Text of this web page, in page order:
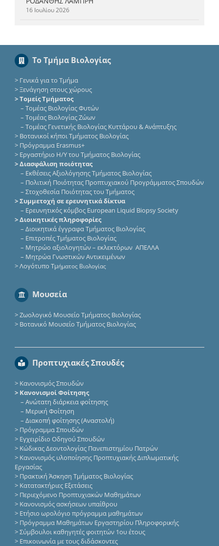
16 Ιουλίου 2026
Το Τμήμα Βιολογίας
> Γενικά για το Τμήμα
>Ξενάγηση στους χώρους
> Τομείς Τμήματος
– Τομέας Βιολογίας Φυτών
– Τομέας Βιολογίας Ζώων
– Τομέας Γενετικής Βιολογίας Κυττάρου & Ανάπτυξης
> Βοτανικοί κήποι Τμήματος Βιολογίας
> Πρόγραμμα Erasmus+
> Εργαστήριο Η/Υ του Τμήματος Βιολογίας
> Διασφάλιση ποιότητας
– Εκθέσεις Αξιολόγησης Τμήματος Βιολογίας
– Πολιτική Ποιότητας Προπτυχιακού Προγράμματος Σπουδών
– Στοχοθεσία Ποιότητας του Τμήματος
> Συμμετοχή σε ερευνητικά δίκτυα
– Eρευνητικός κόμβος European Liquid Biopsy Society
> Διοικητικές πληροφορίες
– Διοικητικά έγγραφα Τμήματος Βιολογίας
– Επιτροπές Τμήματος Βιολογίας
– Μητρώο αξιολογητών – εκλεκτόρων ΑΠΕΛΛΑ
– Μητρώα Γνωστικών Αντικειμένων
>Λογότυπο Τμήματος Βιολογίας
Μουσεία
>Ζωολογικό Μουσείο Τμήματος Βιολογίας
> Βοτανικό Μουσείο Τμήματος Βιολογίας
Προπτυχιακές Σπουδές
> Κανονισμός Σπουδών
> Κανονισμοί Φοίτησης
– Ανώτατη διάρκεια φοίτησης
– Μερική Φοίτηση
– Διακοπή φοίτησης (Αναστολή)
> Πρόγραμμα Σπουδών
> Εγχειρίδιο Οδηγού Σπουδών
> Κώδικας Δεοντολογίας Πανεπιστημίου Πατρών
> Κανονισμός υλοποίησης Προπτυχιακής Διπλωματικής
Εργασίας
> Πρακτική Άσκηση Τμήματος Βιολογίας
> Κατατακτήριες Eξετάσεις
> Περιεχόμενο Προπτυχιακών Μαθημάτων
> Κανονισμός ασκήσεων υπαίθρου
> Ετήσιο ωρολόγιο πρόγραμμα μαθημάτων
> Πρόγραμμα Μαθημάτων Εργαστηρίου Πληροφορικής
>Σύμβουλοι καθηγητές φοιτητών 1ου έτους
> Επικοινωνία με τους διδάσκοντες